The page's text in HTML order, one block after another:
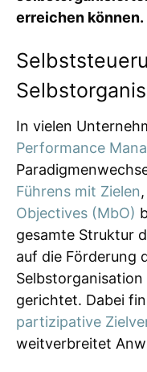
erreichen können.
In vielen
Performance
Führens mit Zielen
Objectives (MbO)
gesamte Struktur
auf die Förderung
gerichtet. Dabei
partizipative
weitverbreitet